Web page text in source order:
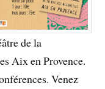
de la
Aix en Provence.
Venez